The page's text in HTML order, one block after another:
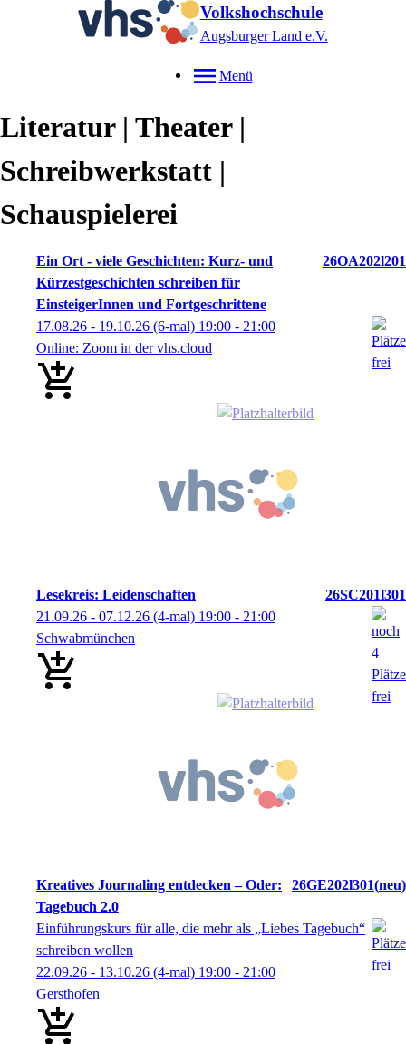
Volkshochschule
Augsburger Land e.V.
Menü
Literatur | Theater |
Schreibwerkstatt |
Schauspielerei
Ein Ort - viele Geschichten: Kurz- und
Kürzestgeschichten schreiben für
EinsteigerInnen und Fortgeschrittene
26OA202l201
17.08.26 - 19.10.26 (6-mal) 19:00 - 21:00
Online: Zoom in der vhs.cloud
Lesekreis: Leidenschaften
26SC201l301
21.09.26 - 07.12.26 (4-mal) 19:00 - 21:00
Schwabmünchen
Kreatives Journaling entdecken – Oder:
Tagebuch 2.0
26GE202l301 neu
Einführungskurs für alle, die mehr als „Liebes Tagebuch“
schreiben wollen
22.09.26 - 13.10.26 (4-mal) 19:00 - 21:00
Gersthofen